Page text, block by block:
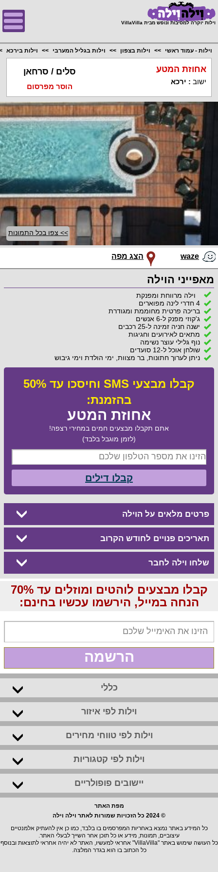
וילות יוקרה למסיבות ונופש מבית VillaVilla
וילות - עמוד ראשי וילות בצפון וילות בגליל המערבי וילות בירכא
אחוזת המטע
ישוב : ירכא
סלים / סרחאן
הוסר מפרסום
>> צפו בכל התמונות
waze הצג מפה
מאפייני הוילה
וילה מרווחת ומפנקת
4 חדרי לינה מפוארים
בריכה פרטית מחוממת ומגודרת
ג'קוזי מפנק ל-6 אנשים
ישנה חניה זמינה ל-25 רכבים
מתאים לאירועים וחגיגות
נוף גלילי עוצר נשימה
שולחן אוכל ל-12 סועדים
ניתן לערוך חתונות, בר מצוות, ימי הולדת וימי גיבוש
קבלו מבצעי SMS וחיסכו עד 50%
בהזמנת:
אחוזת המטע
אתם תקבלו מבצעים חמים במחירי רצפה!
(לזמן מוגבל בלבד)
קבלו דילים
פרטים מלאים על הוילה
תאריכים פנויים לחודש הקרוב
שלחו וילה לחבר
קבלו מבצעים לוהטים ומוזלים עד 70%
הנחה במייל, הירשמו עכשיו בחינם:
הרשמה
כללי
וילות לפי איזור
וילות לפי טווחי מחירים
וילות לפי קטגוריות
יישובים פופולריים
מפת האתר
© 2024 כל הזכויות שמורות לאתר וילה וילה
כל המידע באתר נמצא באחריות המפרסמים בו בלבד, כמו כן אין להעתיק אלמנטיים
עיצוביים, תמונות, מידע או כל תוכן אחר השייך לבעלי האתר.
כל העושה שימוש באתר "VillaVilla" אחראי למעשיו, האתר לא יהיה אחראי לתוצאות ובנוסף
כל הכתוב בו הוא בגדר המלצה.